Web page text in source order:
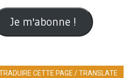
Je m'abonne !
CETTE PAGE / TRANSLATE